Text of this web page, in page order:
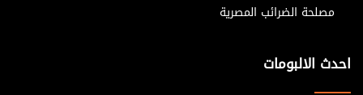
مصلحة الضرائب المصرية
احدث الالبومات